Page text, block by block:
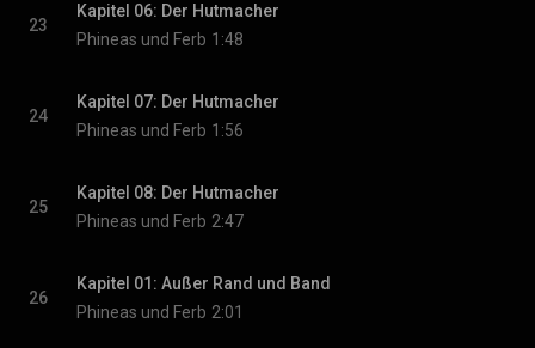
23
Kapitel 06: Der Hutmacher
Phineas und Ferb 1:48
24
Kapitel 07: Der Hutmacher
Phineas und Ferb 1:56
25
Kapitel 08: Der Hutmacher
Phineas und Ferb 2:47
26
Kapitel 01: Außer Rand und Band
Phineas und Ferb 2:01